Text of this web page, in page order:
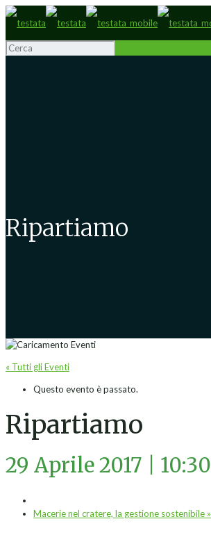
Ripartiamo
« Tutti gli Eventi
Questo evento è passato.
Ripartiamo
29 Aprile 2017 | 10:30
Macerie nel cratere, la gestione sostenibile »